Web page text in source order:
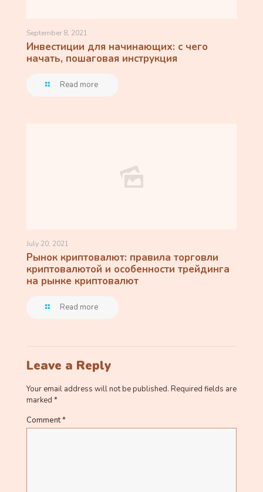
September 8, 2021
Инвестиции для начинающих: с чего
начать, пошаговая инструкция
Read more
July 20, 2021
Рынок криптовалют: правила торговли
криптовалютой и особенности трейдинга
на рынке криптовалют
Read more
Leave a Reply
Your email address will not be published. Required fields are
marked *
Comment*